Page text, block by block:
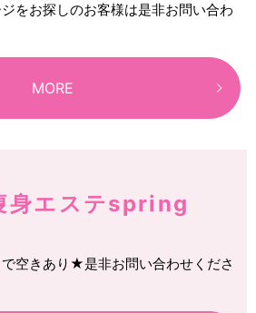
をお探しのお客様は是非お問い合わ
MORE
身エステspring
空きあり★是非お問い合わせくださ